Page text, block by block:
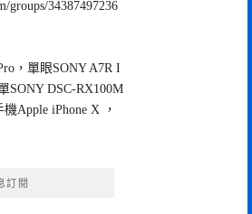
groups/34387497236
，單眼SONY A7R I
SONY DSC-RX100M
Apple iPhone X ，
訂閱